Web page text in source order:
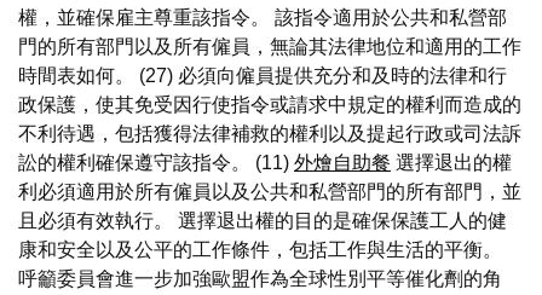
權，並確保雇主尊重該指令。 該指令適用於公共和私營部
門的所有部門以及所有僱員，無論其法律地位和適用的工作
時間表如何。 (27) 必須向僱員提供充分和及時的法律和行
政保護，使其免受因行使指令或請求中規定的權利而造成的
不利待遇，包括獲得法律補救的權利以及提起行政或司法訴
訟的權利確保遵守該指令。 (11) 外燴自助餐 選擇退出的權
利必須適用於所有僱員以及公共和私營部門的所有部門，並
且必須有效執行。 選擇退出權的目的是確保保護工人的健
康和安全以及公平的工作條件，包括工作與生活的平衡。
呼籲委員會進一步加強歐盟作為全球性別平等催化劑的角